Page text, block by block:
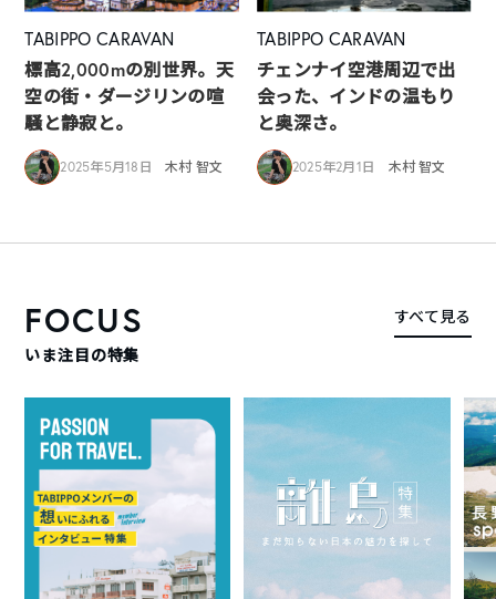
TABIPPO CARAVAN
標高2,000mの別世界。天
空の街・ダージリンの喧
騒と静寂と。
2025年5月18日 木村 智文
TABIPPO CARAVAN
チェンナイ空港周辺で出
会った、インドの温もり
と奥深さ。
2025年2月1日 木村 智文
FOCUS
いま注目の特集
すべて見る